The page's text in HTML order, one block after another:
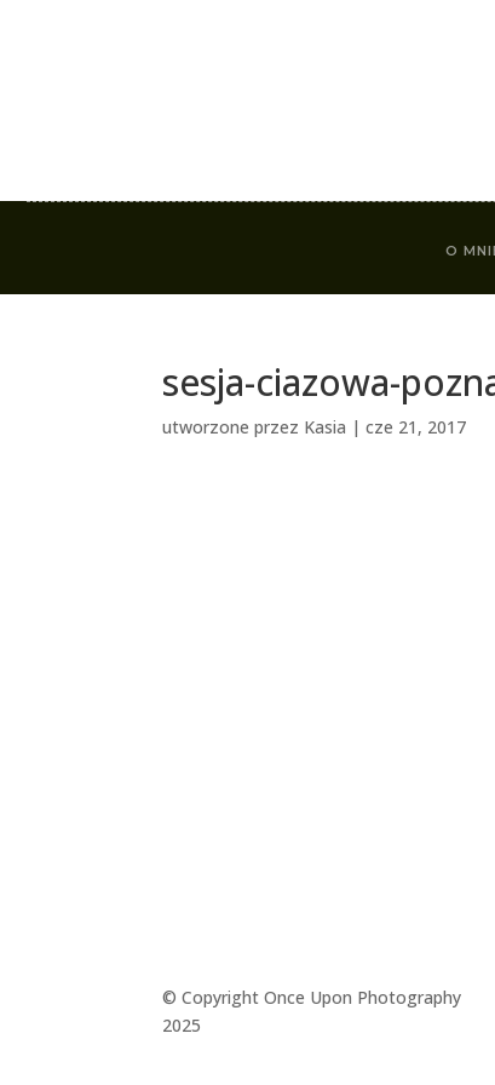
O
sesja-ciazowa-
utworzone przez Kasia |cze 21, 2017
© Copyright Once Upon Photography
2025